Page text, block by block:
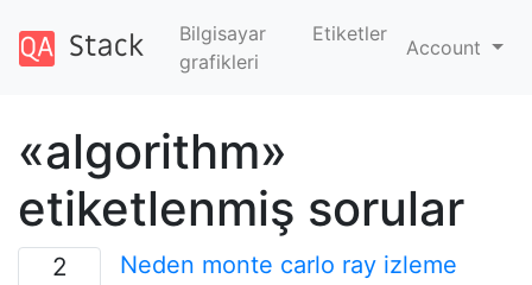
Bilgisayar
grafikleri
Etiketler
Account
«algorithm»
etiketlenmiş sorular
2
Neden monte carlo ray izleme